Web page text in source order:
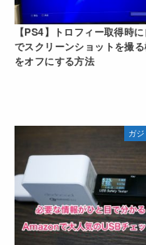
【PS4】トロフィー取得時
でスクリーンショットを撮
をオフにする方法
ガ